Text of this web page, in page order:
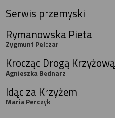
Serwis przemyski
Rymanowska Pieta
Zygmunt Pelczar
Krocząc Drogą Krzyżową
Agnieszka Bednarz
Idąc za Krzyżem
Maria Perczyk